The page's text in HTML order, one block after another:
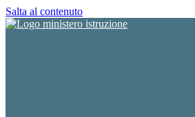
Salta al contenuto